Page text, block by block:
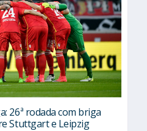
26ª rodada com briga
Stuttgart e Leipzig